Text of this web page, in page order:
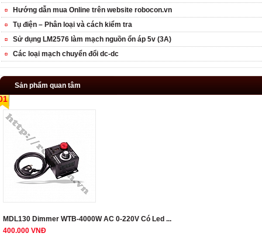
Hướng dẫn mua Online trên website robocon.vn
Tụ điện – Phân loại và cách kiểm tra
Sử dụng LM2576 làm mạch nguồn ổn áp 5v (3A)
Các loại mạch chuyển đổi dc-dc
Sản phẩm quan tâm
MDL130 Dimmer WTB-4000W AC 0-220V Có Led ...
400.000 VNĐ